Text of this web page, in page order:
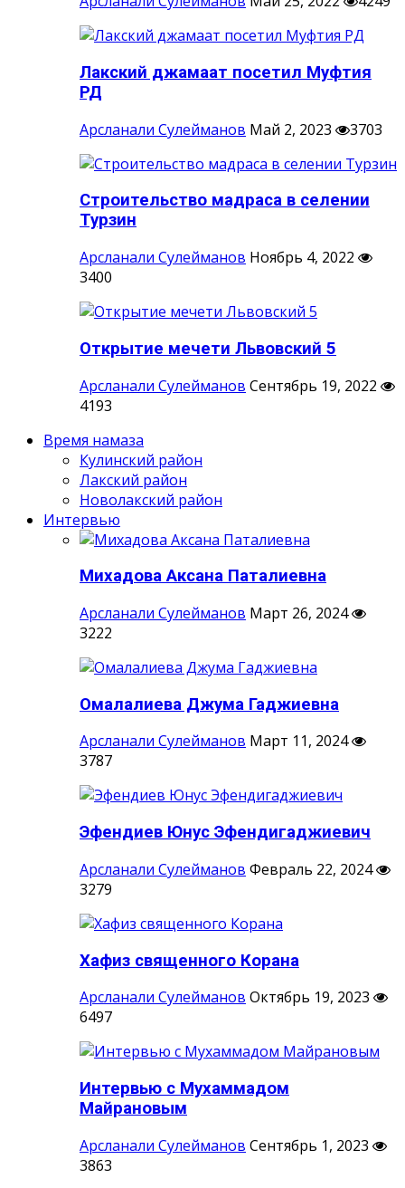
Лакский джамаат посетил Муфтия
РД
Арсланали Сулейманов Май 2, 2023 3703
Строительство мадраса в селении
Турзин
Арсланали Сулейманов Ноябрь 4, 2022
3400
Открытие мечети Львовский 5
Арсланали Сулейманов Сентябрь 19, 2022
4193
Время намаза
Кулинский район
Лакский район
Новолакский район
Интервью
Михадова Аксана Паталиевна
Арсланали Сулейманов Март 26, 2024
3222
Омалалиева Джума Гаджиевна
Арсланали Сулейманов Март 11, 2024
3787
Эфендиев Юнус Эфендигаджиевич
Арсланали Сулейманов Февраль 22, 2024
3279
Хафиз священного Корана
Арсланали Сулейманов Октябрь 19, 2023
6497
Интервью с Мухаммадом
Майрановым
Арсланали Сулейманов Сентябрь 1, 2023
3863